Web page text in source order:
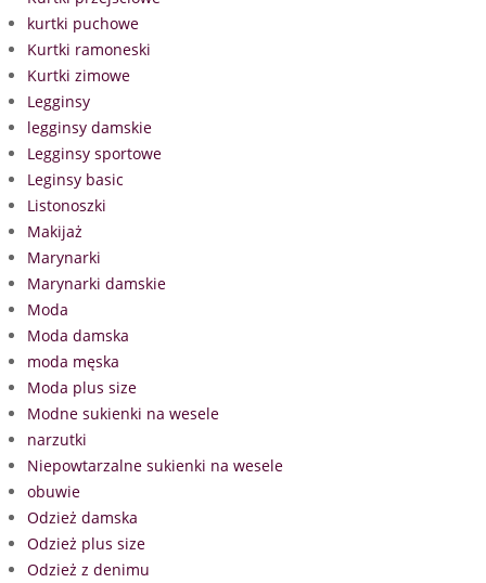
kurtki puchowe
Kurtki ramoneski
Kurtki zimowe
Legginsy
legginsy damskie
Legginsy sportowe
Leginsy basic
Listonoszki
Makijaż
Marynarki
Marynarki damskie
Moda
Moda damska
moda męska
Moda plus size
Modne sukienki na wesele
narzutki
Niepowtarzalne sukienki na wesele
obuwie
Odzież damska
Odzież plus size
Odzież z denimu